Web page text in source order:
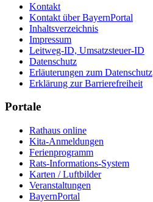
Kontakt
Kontakt über BayernPortal
Inhaltsverzeichnis
Impressum
Leitweg-ID, Umsatzsteuer-ID
Datenschutz
Erläuterungen zum Datenschutz
Erklärung zur Barrierefreiheit
Portale
Rathaus online
Kita-Anmeldungen
Ferienprogramm
Rats-Informations-System
Karten / Luftbilder
Veranstaltungen
BayernPortal